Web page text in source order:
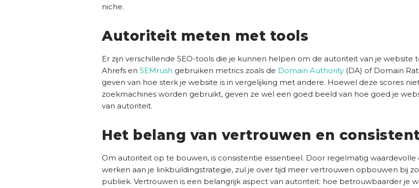
niche.
Autoriteit meten met tools
Er zijn verschillende SEO-tools die je kunnen helpen om de autoriteit van je website
Ahrefs en SEMrush gebruiken metrics zoals de Domain Authority (DA) of Domain
geven van hoe sterk je website is in vergelijking met andere. Hoewel deze scores
zoekmachines worden gebruikt, geven ze wel een goed beeld van hoe goed je
van autoriteit.
Het belang van vertrouwen en
Om autoriteit op te bouwen, is consistentie essentieel. Door regelmatig
werken aan je linkbuildingstrategie, zul je over tijd meer vertrouwen opbouwen bij
publiek. Vertrouwen is een belangrijk aspect van autoriteit: hoe betrouwbaarder je